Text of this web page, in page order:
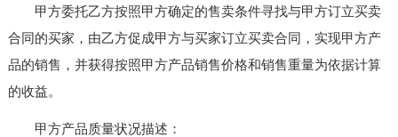
甲方委托乙方按照甲方确定的售卖条件寻找与甲方订立买卖
合同的买家，由乙方促成甲方与买家订立买卖合同，实现甲方产
品的销售，并获得按照甲方产品销售价格和销售重量为依据计算
的收益。
甲方产品质量状况描述：